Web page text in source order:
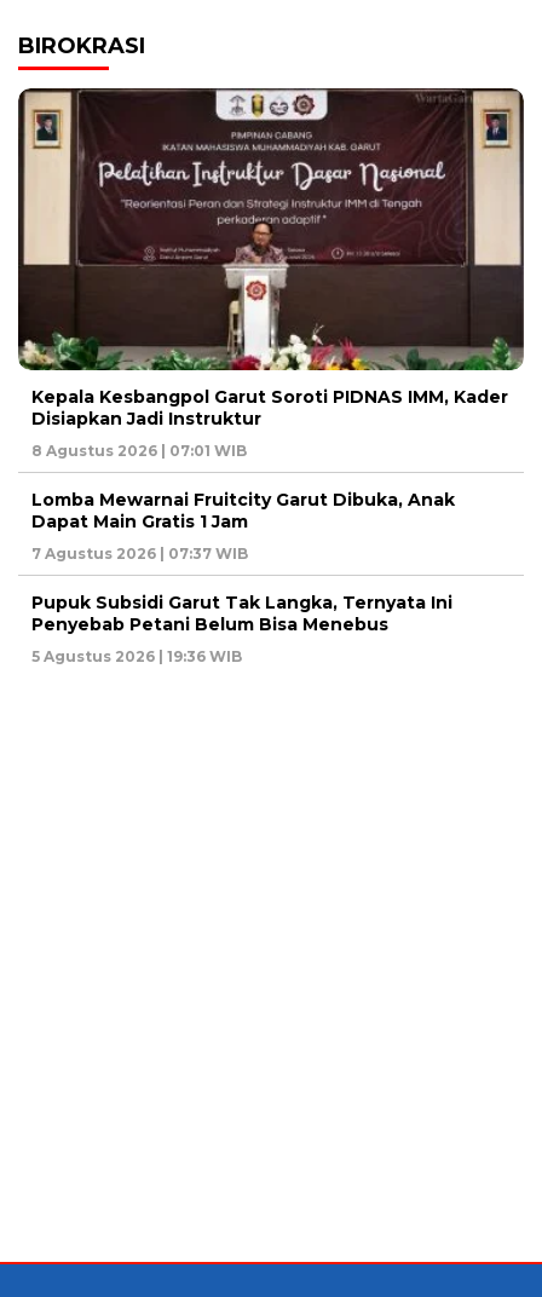
BIROKRASI
Kepala Kesbangpol Garut Soroti PIDNAS IMM, Kader
Disiapkan Jadi Instruktur
8 Agustus 2026 | 07:01 WIB
Lomba Mewarnai Fruitcity Garut Dibuka, Anak
Dapat Main Gratis 1 Jam
7 Agustus 2026 | 07:37 WIB
Pupuk Subsidi Garut Tak Langka, Ternyata Ini
Penyebab Petani Belum Bisa Menebus
5 Agustus 2026 | 19:36 WIB